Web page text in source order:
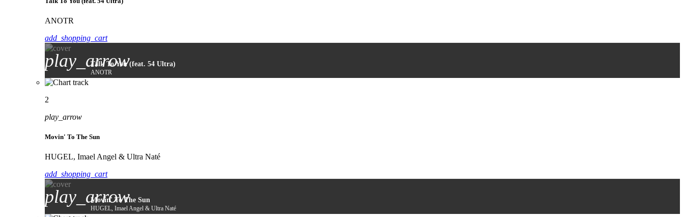
ANOTR
add_shopping_cart
play_arrowTalk To You (feat. 54 Ultra)
ANOTR
2
play_arrow
Movin' To The Sun
HUGEL, Imael Angel & Ultra Naté
add_shopping_cart
play_arrow
Movin' To The Sun
HUGEL, Imael Angel & Ultra Naté